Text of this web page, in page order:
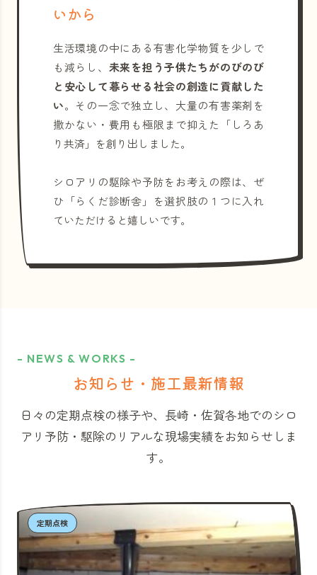
いから
生活環境の中にある有害化学物質を少しで
も減らし、 未来を担う子供たちがのびのび
と安心して暮らせる社会の創造に貢献した
い。その一念で独立し、大量の有害薬剤を
撒かない・費用も極限まで抑えた「しろあ
り共済」を創り出しました。
シロアリの駆除や予防をお考えの際は、ぜ
ひ「らくだ診断舎」を選択肢の１つに入れ
ていただけると嬉しいです。
- NEWS & WORKS -
お知らせ・施工最新情報
日々の定期点検の様子や、長崎・佐賀各地でのシロ
アリ予防・駆除のリアルな現場実績をお知らせしま
す。
定期点検